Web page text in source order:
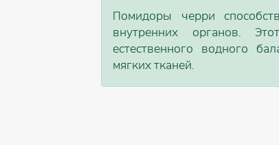
Помидоры черри
внутренних органов.
естественного водного
мягких тканей.